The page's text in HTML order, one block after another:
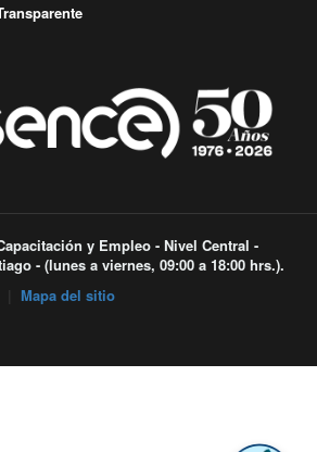
y Empleo - Nivel Central -
- (lunes a viernes, 09:00 a 18:00 hrs.).
Mapa del sitio